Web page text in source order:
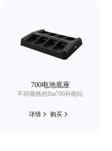
700电池底座
不同规格的Bat700补能站
详情 购买